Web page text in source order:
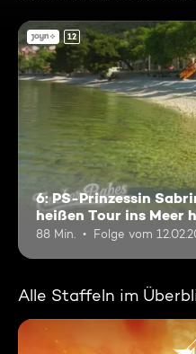
12
6: PS-Prinzessin
heißen Tour ins Meer
88 Min. Folge vom
Alle Staffeln im